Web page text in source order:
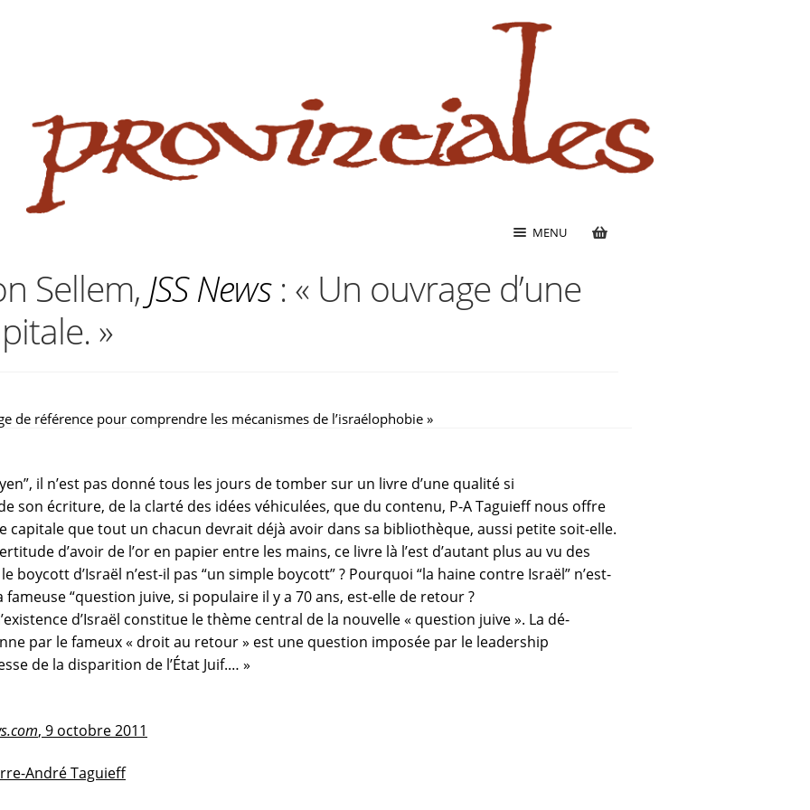
MENU
Sellem, JSS News: « Un ouvrage d’une
»
de référence pour comprendre les mécanismes de l’israélophobie »
il n’est pas donné tous les jours de tomber sur un livre d’une qualité si
son écriture, de la clarté des idées véhiculées, que du contenu, P-A Taguieff nous offre
capitale que tout un chacun devrait déjà avoir dans sa bibliothèque, aussi petite soit-elle.
d’avoir de l’or en papier entre les mains, ce livre là l’est d’autant plus au vu des
boycott d’Israël n’est-il pas “un simple boycott” ? Pourquoi “la haine contre Israël” n’est-
fameuse “question juive, si populaire il y a 70 ans, est-elle de retour ?
d’Israël constitue le thème central de la nouvelle « question juive ». La dé-
par le fameux « droit au retour » est une question imposée par le leadership
de la disparition de l’État Juif.… »
, 9 octobre 2011
André Taguieff